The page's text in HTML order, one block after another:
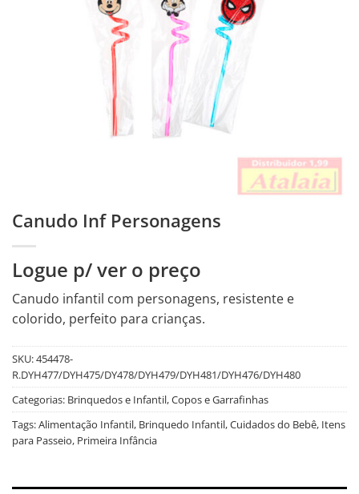
Canudo Inf Personagens
Logue p/ ver o preço
Canudo infantil com personagens, resistente e
colorido, perfeito para crianças.
SKU:454478-
R.DYH477/DYH475/DY478/DYH479/DYH481/DYH476/DYH480
Categorias: Brinquedos e Infantil,Copos e Garrafinhas
Tags:Alimentação Infantil, Brinquedo Infantil,Cuidados do Bebê, Itens
para Passeio, Primeira Infância